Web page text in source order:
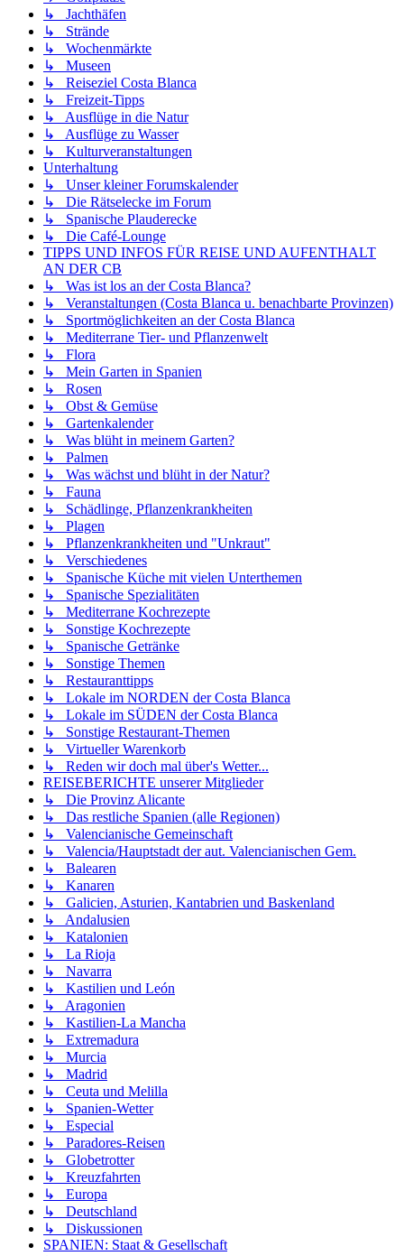
↳ Jachthäfen
↳ Strände
↳ Wochenmärkte
↳ Museen
↳ Reiseziel Costa Blanca
↳ Freizeit-Tipps
↳ Ausflüge in die Natur
↳ Ausflüge zu Wasser
↳ Kulturveranstaltungen
Unterhaltung
↳ Unser kleiner Forumskalender
↳ Die Rätselecke im Forum
↳ Spanische Plauderecke
↳ Die Café-Lounge
TIPPS UND INFOS FÜR REISE UND AUFENTHALT
AN DER CB
↳ Was ist los an der Costa Blanca?
↳ Veranstaltungen (Costa Blanca u. benachbarte Provinzen)
↳ Sportmöglichkeiten an der Costa Blanca
↳ Mediterrane Tier- und Pflanzenwelt
↳ Flora
↳ Mein Garten in Spanien
↳ Rosen
↳ Obst & Gemüse
↳ Gartenkalender
↳ Was blüht in meinem Garten?
↳ Palmen
↳ Was wächst und blüht in der Natur?
↳ Fauna
↳ Schädlinge, Pflanzenkrankheiten
↳ Plagen
↳ Pflanzenkrankheiten und "Unkraut"
↳ Verschiedenes
↳ Spanische Küche mit vielen Unterthemen
↳ Spanische Spezialitäten
↳ Mediterrane Kochrezepte
↳ Sonstige Kochrezepte
↳ Spanische Getränke
↳ Sonstige Themen
↳ Restauranttipps
↳ Lokale im NORDEN der Costa Blanca
↳ Lokale im SÜDEN der Costa Blanca
↳ Sonstige Restaurant-Themen
↳ Virtueller Warenkorb
↳ Reden wir doch mal über's Wetter...
REISEBERICHTE unserer Mitglieder
↳ Die Provinz Alicante
↳ Das restliche Spanien (alle Regionen)
↳ Valencianische Gemeinschaft
↳ Valencia/Hauptstadt der aut. Valencianischen Gem.
↳ Balearen
↳ Kanaren
↳ Galicien, Asturien, Kantabrien und Baskenland
↳ Andalusien
↳ Katalonien
↳ La Rioja
↳ Navarra
↳ Kastilien und León
↳ Aragonien
↳ Kastilien-La Mancha
↳ Extremadura
↳ Murcia
↳ Madrid
↳ Ceuta und Melilla
↳ Spanien-Wetter
↳ Especial
↳ Paradores-Reisen
↳ Globetrotter
↳ Kreuzfahrten
↳ Europa
↳ Deutschland
↳ Diskussionen
SPANIEN: Staat & Gesellschaft